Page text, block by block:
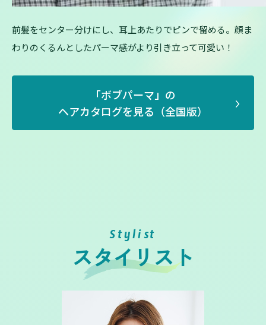
前髪をセンター分けにし、耳上あたりでピンで留める。顔ま
わりのくるんとしたパーマ感がより引き立って可愛い！
「ボブパーマ 」の
ヘアカタログを見る（全国版）
Stylist
スタイリスト